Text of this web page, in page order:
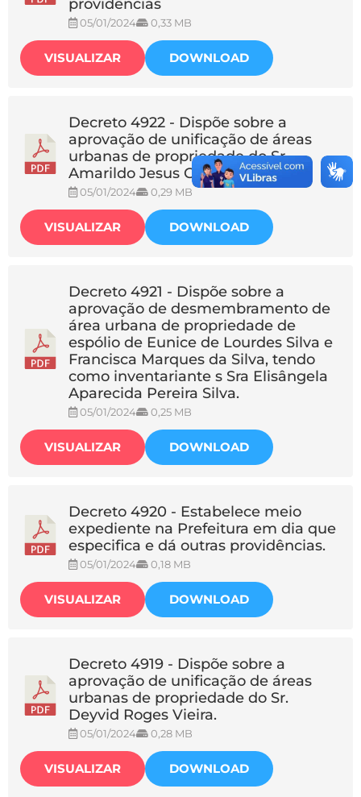
providências
05/01/2024 0,33 MB
VISUALIZAR DOWNLOAD
Decreto 4922 - Dispõe sobre a
aprovação de unificação de áreas
urbanas de propriedade do Sr.
Amarildo Jesus Custódio.
05/01/2024 0,29 MB
VISUALIZAR DOWNLOAD
Decreto 4921 - Dispõe sobre a
aprovação de desmembramento de
área urbana de propriedade de
espólio de Eunice de Lourdes Silva e
Francisca Marques da Silva, tendo
como inventariante s Sra Elisângela
Aparecida Pereira Silva.
05/01/2024 0,25 MB
VISUALIZAR DOWNLOAD
Decreto 4920 - Estabelece meio
expediente na Prefeitura em dia que
especifica e dá outras providências.
05/01/2024 0,18 MB
VISUALIZAR DOWNLOAD
Decreto 4919 - Dispõe sobre a
aprovação de unificação de áreas
urbanas de propriedade do Sr.
Deyvid Roges Vieira.
05/01/2024 0,28 MB
VISUALIZAR DOWNLOAD